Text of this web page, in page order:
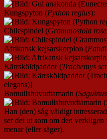
Kungspyton (Python regius):
Chilespindel (Grammostola
Afrikansk kejsarskorpion (
Kärrsköldpaddor (Trachemys
Bomullshuvudtamarin (
Han (den) såg väldigt
ser det ut som om den
menar (eller säger).